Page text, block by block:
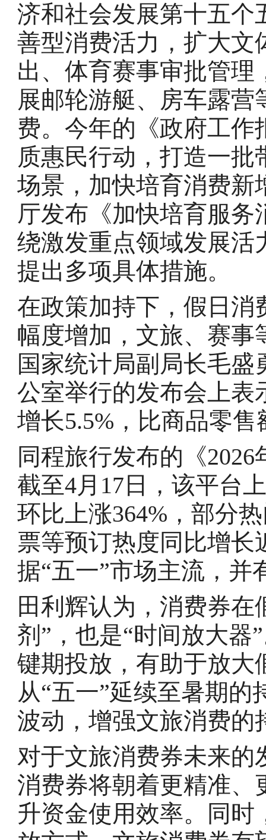
济和社会发展第十五个
善型消费活力，扩大文
出、体育赛事审批管
展邮轮游艇、房车露
费。今年的《政府工
质惠民行动，打造一
场景，加快培育消费新
厅发布《加快培育服
绕激发重点领域发展活
提出多项具体措施。
在政策加持下，假日消
幅度增加，文旅、赛事
国家统计局副局长毛盛
公室举行的发布会上表
增长5.5%，比商品零
同程旅行发布的《
截至4月17日，该平台
环比上涨364%，部分
票等预订热度同比增长
据“五一”市场主流，并
田利辉认为，消费券
剂”，也是“时间放大器
键期投放，有助于放大
从“五一”延续至暑期
波动，增强文旅消费的
对于文旅消费券未来的
消费券将朝着更精准、
升资金使用效率。同